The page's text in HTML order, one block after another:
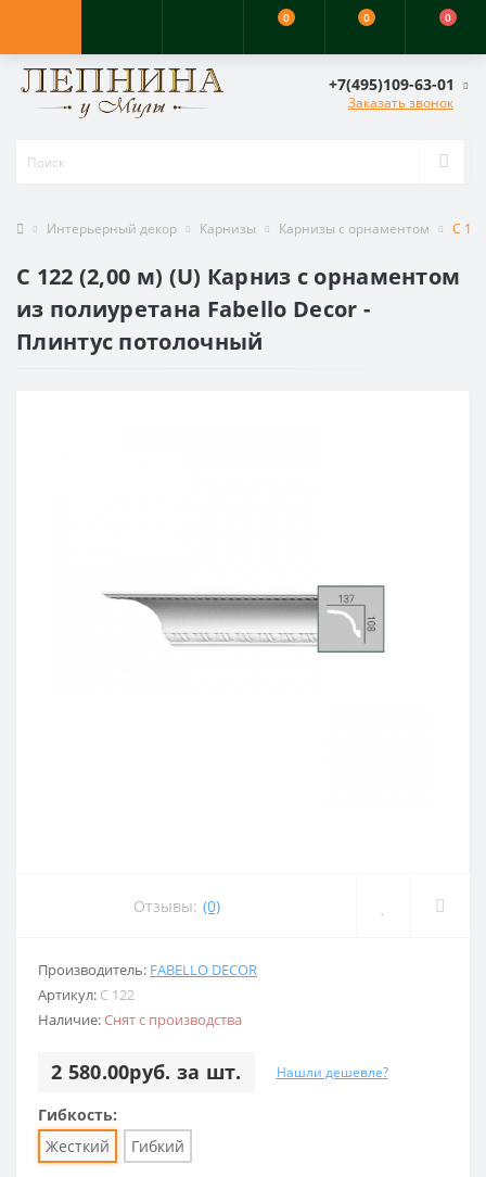
0 0 0
+7(495)109-63-01
Заказать звонок
Интерьерный декор Карнизы Карнизы с орнаментом C
C 122 (2,00 м) (U) Карниз с орнаментом
из полиуретана Fabello Decor -
Плинтус потолочный
Отзывы: (0)
Производитель: FABELLO DECOR
Артикул: C 122
Наличие:Снят с производства
2 580.00руб. за шт. Нашли дешевле?
Гибкость:
Жесткий
Гибкий